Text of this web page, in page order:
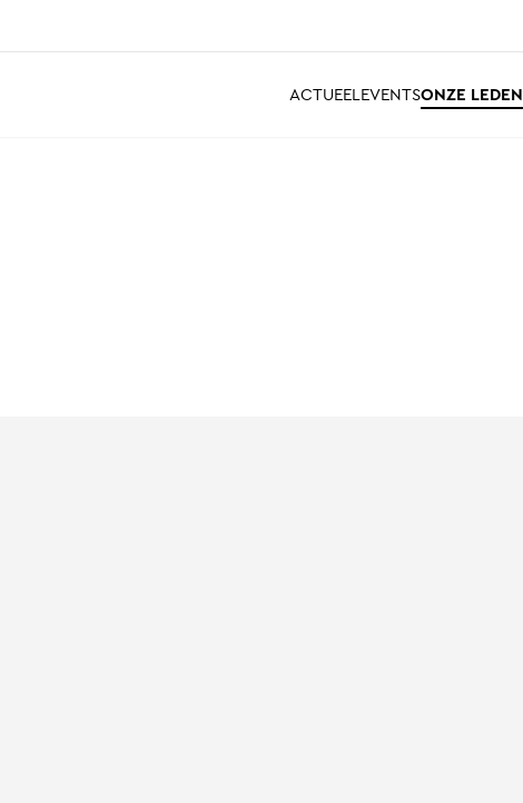
ACTUEELEVENTSONZE LEDEN